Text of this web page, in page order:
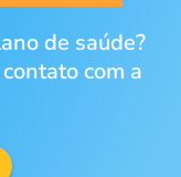
de saúde?
com a